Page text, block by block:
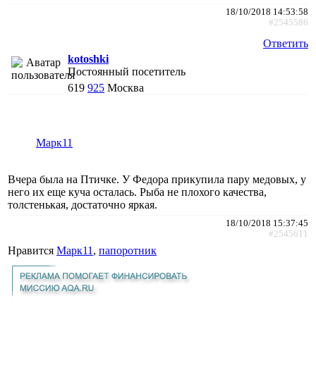
18/10/2018 14:53:58
#2545586
Ответить
kotoshki
Постоянный посетитель
619 925 Москва
Марк11
Вчера была на Птичке. У Федора прикупила пару медовых, у
него их еще куча осталась. Рыба не плохого качества,
толстенькая, достаточно яркая.
18/10/2018 15:37:45
#2545611
Нравится Марк11 , папоротник